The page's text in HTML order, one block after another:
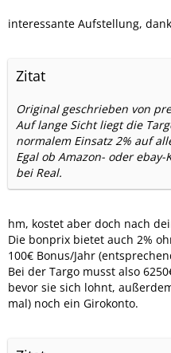
interessante Aufstellung,
Zitat
Original geschrieben von
Auf lange Sicht liegt die
normalem Einsatz 2% auf
Egal ob Amazon- oder
bei Real.
hm, kostet aber doch nach
Die bonprix bietet auch 2%
100€ Bonus/Jahr
Bei der Targo musst also
bevor sie sich lohnt,
mal) noch ein Girokonto.